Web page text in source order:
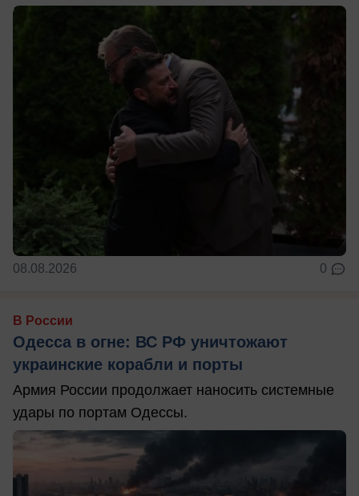
08.08.2026 0
В России
Одесса в огне: ВС РФ уничтожают
украинские корабли и порты
Армия России продолжает наносить системные
удары по портам Одессы.